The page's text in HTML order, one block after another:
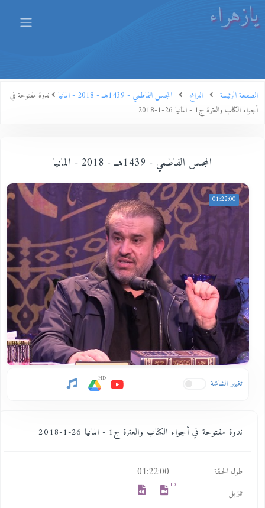
يازهراء
الصفحة الرئيسة البرامج المجلس الفاطمي - 1439هــ - 2018 - المانيا
ندوة مفتوحة في
أجواء الكتاب والعترة ج1 - المانيا 26-1-2018
المجلس الفاطمي - 1439هــ - 2018 - المانيا
01:22:00
تغيير الشاشة HD
ندوة مفتوحة في أجواء الكتاب والعترة ج1 - المانيا 26-1-2018
طول الحلقة 01:22:00
تنزيل
HD